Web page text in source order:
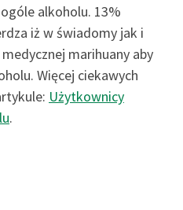
alkoholu. 13%
iż w świadomy jak i
marihuany aby
Więcej ciekawych
Użytkownicy
.